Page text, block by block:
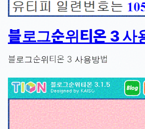
블로그순위티온 3 사
블로그순위티온 3 사용방법